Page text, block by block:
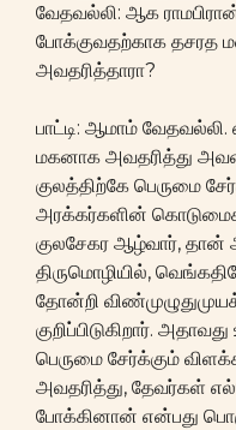
வேதவல்லி: ஆக
போக்குவதற்காக தசரத
அவதரித்தாரா?
பாட்டி: ஆமாம்
மகனாக அவதரித்து
குலத்திற்கே பெருமை
அரக்கர்களின்
குலசேகர ஆழ்வார், தான்
திருமொழியில்,
தோன்றி
குறிப்பிடுகிறார்.
பெருமை சேர்க்கும்
அவதரித்து, தேவர்கள்
போக்கினான் என்பது